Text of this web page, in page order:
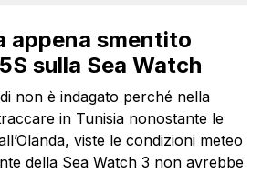
appena smentito
sulla Sea Watch
non è indagato perché nella
in Tunisia nonostante le
viste le condizioni meteo
della Sea Watch 3 non avrebbe